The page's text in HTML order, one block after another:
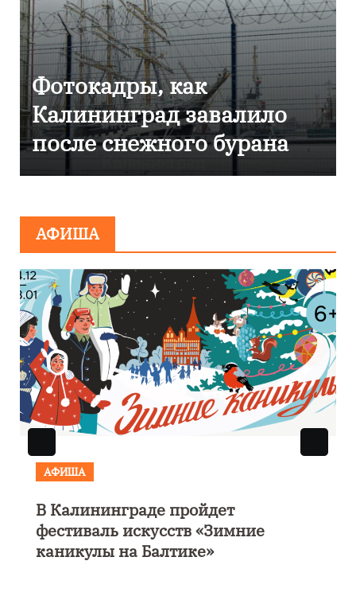
как
завалило
снежного бурана
АФИША
АФИША
В Калининграде пройдет
фестиваль искусств «Зимние
каникулы на Балтике»